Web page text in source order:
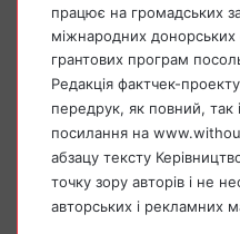
працює на громадських
міжнародних донорських
грантових програм
Редакція фактчек-
передрук, як повний, так
посилання на
абзацу тексту
точку зору авторів і не
авторських і рекламних